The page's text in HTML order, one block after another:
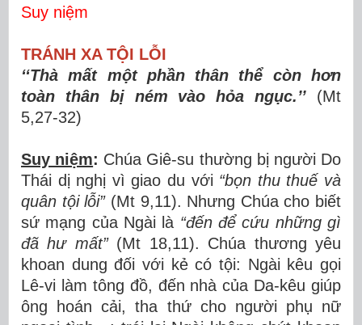
Suy niệm
TRÁNH XA TỘI LỖI
‘‘Thà mất một phần thân thể còn hơn
toàn thân bị ném vào hỏa ngục.’’ (Mt
5,27-32)
Suy niệm: Chúa Giê-su thường bị người Do
Thái dị nghị vì giao du với “bọn thu thuế và
quân tội lỗi”(Mt 9,11). Nhưng Chúa cho biết
sứ mạng của Ngài là “đến để cứu những gì
đã hư mất”(Mt 18,11). Chúa thương yêu
khoan dung đối với kẻ có tội: Ngài kêu gọi
Lê-vi làm tông đồ, đến nhà của Da-kêu giúp
ông hoán cải, tha thứ cho người phụ nữ